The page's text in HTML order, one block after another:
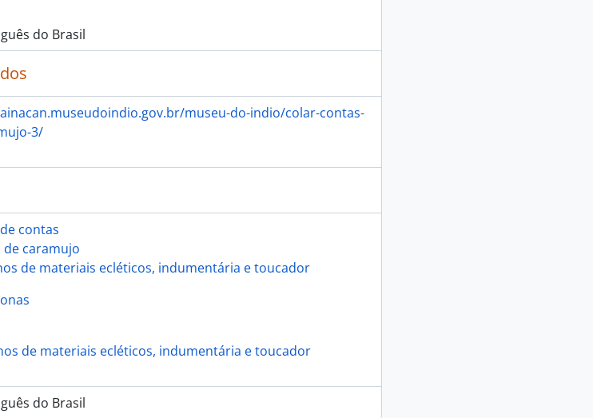
do Brasil
museu-do-indio/colar-contas-
3/
contas
de caramujo
de materiais ecléticos, indumentária e toucador
de materiais ecléticos, indumentária e toucador
do Brasil